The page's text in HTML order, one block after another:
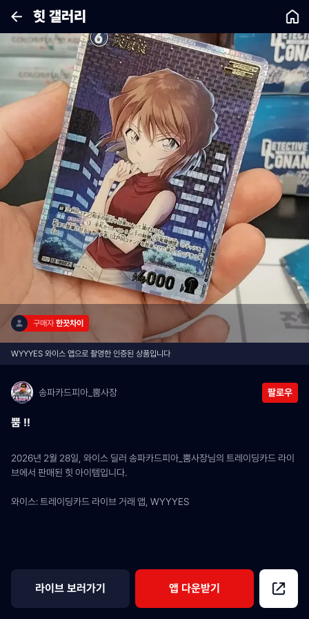
힛 갤러리
구매자 한끗차이
WYYYES 와이스 앱으로 촬영한 인증된 상품입니다
송파카드피아_뿜사장 팔로우
뿜 !!
2026년 2월 28일, 와이스 딜러 송파카드피아_뿜사장님의 트레이딩카드 라이
브에서 판매된 힛 아이템입니다.
와이스: 트레이딩카드 라이브 거래 앱, WYYYES
라이브 보러가기 앱 다운받기